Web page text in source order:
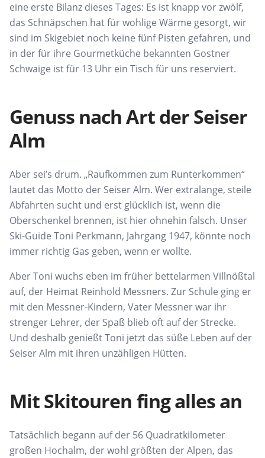
eine erste Bilanz dieses Tages: Es ist knapp vor zwölf,
das Schnäpschen hat für wohlige Wärme gesorgt, wir
sind im Skigebiet noch keine fünf Pisten gefahren, und
in der für ihre Gourmetküche bekannten Gostner
Schwaige ist für 13 Uhr ein Tisch für uns reserviert.
Genuss nach Art der Seiser
Alm
Aber sei’s drum. „Raufkommen zum Runterkommen“
lautet das Motto der Seiser Alm. Wer extralange, steile
Abfahrten sucht und erst glücklich ist, wenn die
Oberschenkel brennen, ist hier ohnehin falsch. Unser
Ski-Guide Toni Perkmann, Jahrgang 1947, könnte noch
immer richtig Gas geben, wenn er wollte.
Aber Toni wuchs eben im früher bettelarmen Villnößtal
auf, der Heimat Reinhold Messners. Zur Schule ging er
mit den Messner-Kindern, Vater Messner war ihr
strenger Lehrer, der Spaß blieb oft auf der Strecke.
Und deshalb genießt Toni jetzt das süße Leben auf der
Seiser Alm mit ihren unzähligen Hütten.
Mit Skitouren fing alles an
Tatsächlich begann auf der 56 Quadratkilometer
großen Hochalm, der wohl größten der Alpen, das